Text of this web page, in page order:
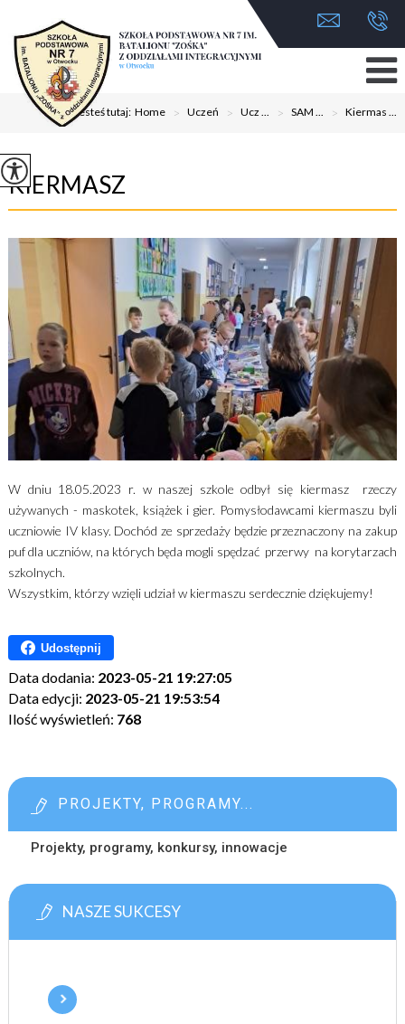
Jesteś tutaj:Home > Uczeń > Ucz ... > SAM ... > Kiermas ...
KIERMASZ
W dniu 18.05.2023 r. w naszej szkole odbył się kiermasz rzeczy
używanych - maskotek, książek i gier. Pomysłodawcami kiermaszu byli
uczniowie IV klasy. Dochód ze sprzedaży będzie przeznaczony na zakup
puf dla uczniów, na których będa mogli spędzać przerwy na korytarzach
szkolnych.
Wszystkim, którzy wzięli udział w kiermaszu serdecznie dziękujemy!
Udostępnij
Data dodania: 2023-05-21 19:27:05
Data edycji: 2023-05-21 19:53:54
Ilość wyświetleń: 768
PROJEKTY, PROGRAMY...
Projekty, programy, konkursy, innowacje
NASZE SUKCESY